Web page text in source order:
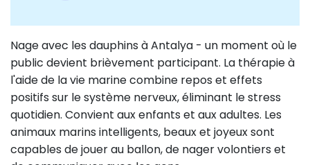
Nage avec les dauphins à Antalya - un moment où le
public devient brièvement participant. La thérapie à
l'aide de la vie marine combine repos et effets
positifs sur le système nerveux, éliminant le stress
quotidien. Convient aux enfants et aux adultes. Les
animaux marins intelligents, beaux et joyeux sont
capables de jouer au ballon, de nager volontiers et